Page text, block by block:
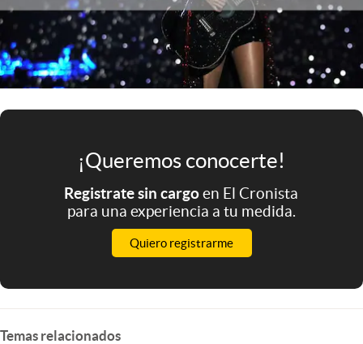
El Cronista Studio
Mediakit
abre en nueva pestaña
Argentina
¡Queremos conocerte!
Registrate sin cargoen El Cronista
para una experiencia a tu medida.
Quiero registrarme
Temas relacionados